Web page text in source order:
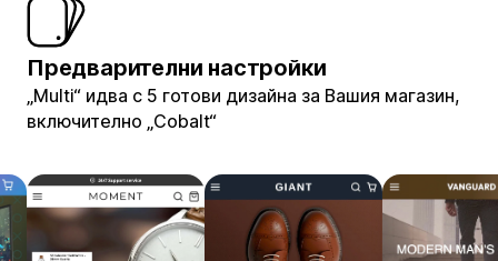
Предварителни настройки
„Multi“ идва с 5 готови дизайна за Вашия магазин,
включително „Cobalt“